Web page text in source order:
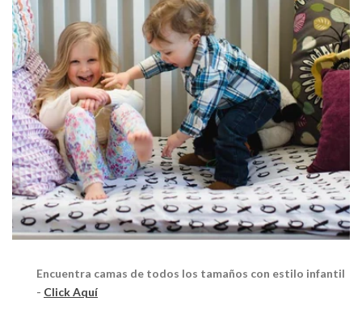
Encuentra camas de todos los tamaños con estilo infantil
- Click Aquí